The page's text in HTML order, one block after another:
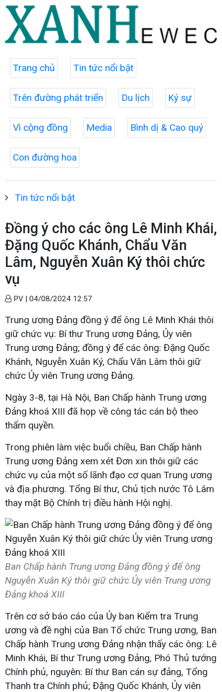
Trang chủ Tin tức nổi bật
Trên đường phát triển Du lịch Ký sự
Vì cộng đồng Media Bình dị & Cao quý
Con đường hoa
Tin tức nổi bật
Đồng ý cho các ông Lê Minh Khái,
Đặng Quốc Khánh, Chẩu Văn
Lâm, Nguyễn Xuân Ký thôi chức
vụ
PV | 04/08/2024 12:57
Trung ương Đảng đồng ý để ông Lê Minh Khái thôi
giữ chức vụ: Bí thư Trung ương Đảng, Ủy viên
Trung ương Đảng; đồng ý để các ông: Đặng Quốc
Khánh, Nguyễn Xuân Ký, Chẩu Văn Lâm thôi giữ
chức Ủy viên Trung ương Đảng.
Ngày 3-8, tại Hà Nội, Ban Chấp hành Trung ương
Đảng khoá XIII đã họp về công tác cán bộ theo
thẩm quyền.
Trong phiên làm việc buổi chiều, Ban Chấp hành
Trung ương Đảng xem xét Đơn xin thôi giữ các
chức vụ của một số lãnh đạo cơ quan Trung ương
và địa phương. Tổng Bí thư, Chủ tịch nước Tô Lâm
thay mặt Bộ Chính trị điều hành Hội nghị.
Ban Chấp hành Trung ương Đảng đồng ý để ông
Nguyễn Xuân Ký thôi giữ chức Ủy viên Trung ương
Đảng khoá XIII
Trên cơ sở báo cáo của Ủy ban Kiểm tra Trung
ương và đề nghị của Ban Tổ chức Trung ương, Ban
Chấp hành Trung ương Đảng nhận thấy các ông: Lê
Minh Khái, Bí thư Trung ương Đảng, Phó Thủ tướng
Chính phủ, nguyên: Bí thư Ban cán sự đảng, Tổng
Thanh tra Chính phủ; Đặng Quốc Khánh, Ủy viên